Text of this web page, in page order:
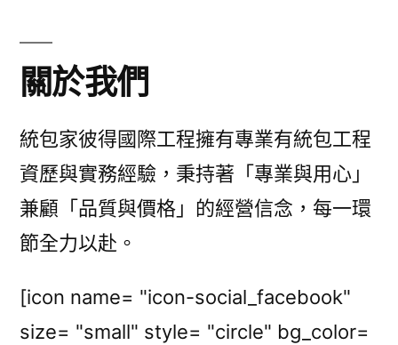
關於我們
統包家彼得國際工程擁有專業有統包工程
資歷與實務經驗，秉持著「專業與用心」
兼顧「品質與價格」的經營信念，每一環
節全力以赴。
[icon name= "icon-social_facebook"
size= "small" style= "circle" bg_color=